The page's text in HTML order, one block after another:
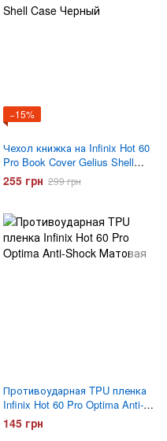
−15%
Чехол книжка на Infinix Hot 60
Pro Book Cover Gelius Shell
Case Черный
255 грн 299 грн
Противоударная TPU пленка
Infinix Hot 60 Pro Optima Anti-
Shock Матовая
145 грн